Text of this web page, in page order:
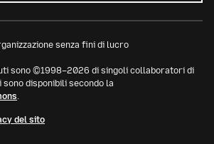
senza fini di lucro
sono ©1998–2026 di singoli collaboratori di
disponibili secondo la
.
del sito